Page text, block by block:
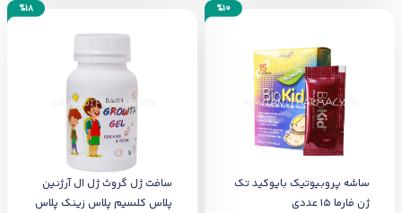
%10
ساشه پروبیوتیک بایوکید تک
ژن فارما 15 عددی
%18
سافت ژل گروث ژل ال آرژنین
پلاس کلسیم پلاس زینک پلاس